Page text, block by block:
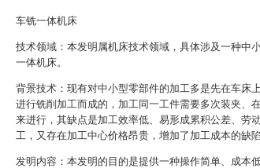
车铣一体机床
技术领域：本发明属机床技术领域，具体涉及一种中
一体机床。
背景技术：现有对中小型零部件的加工多是先在车床
进行铣削加工而成的，加工同一工件需要多次装夹、
来进行，其缺点是加工效率低、易形成累积公差、劳
工，又存在加工中心价格昂贵，增加了加工成本的缺陷
发明内容：本发明的目的是提供一种操作简单、成本